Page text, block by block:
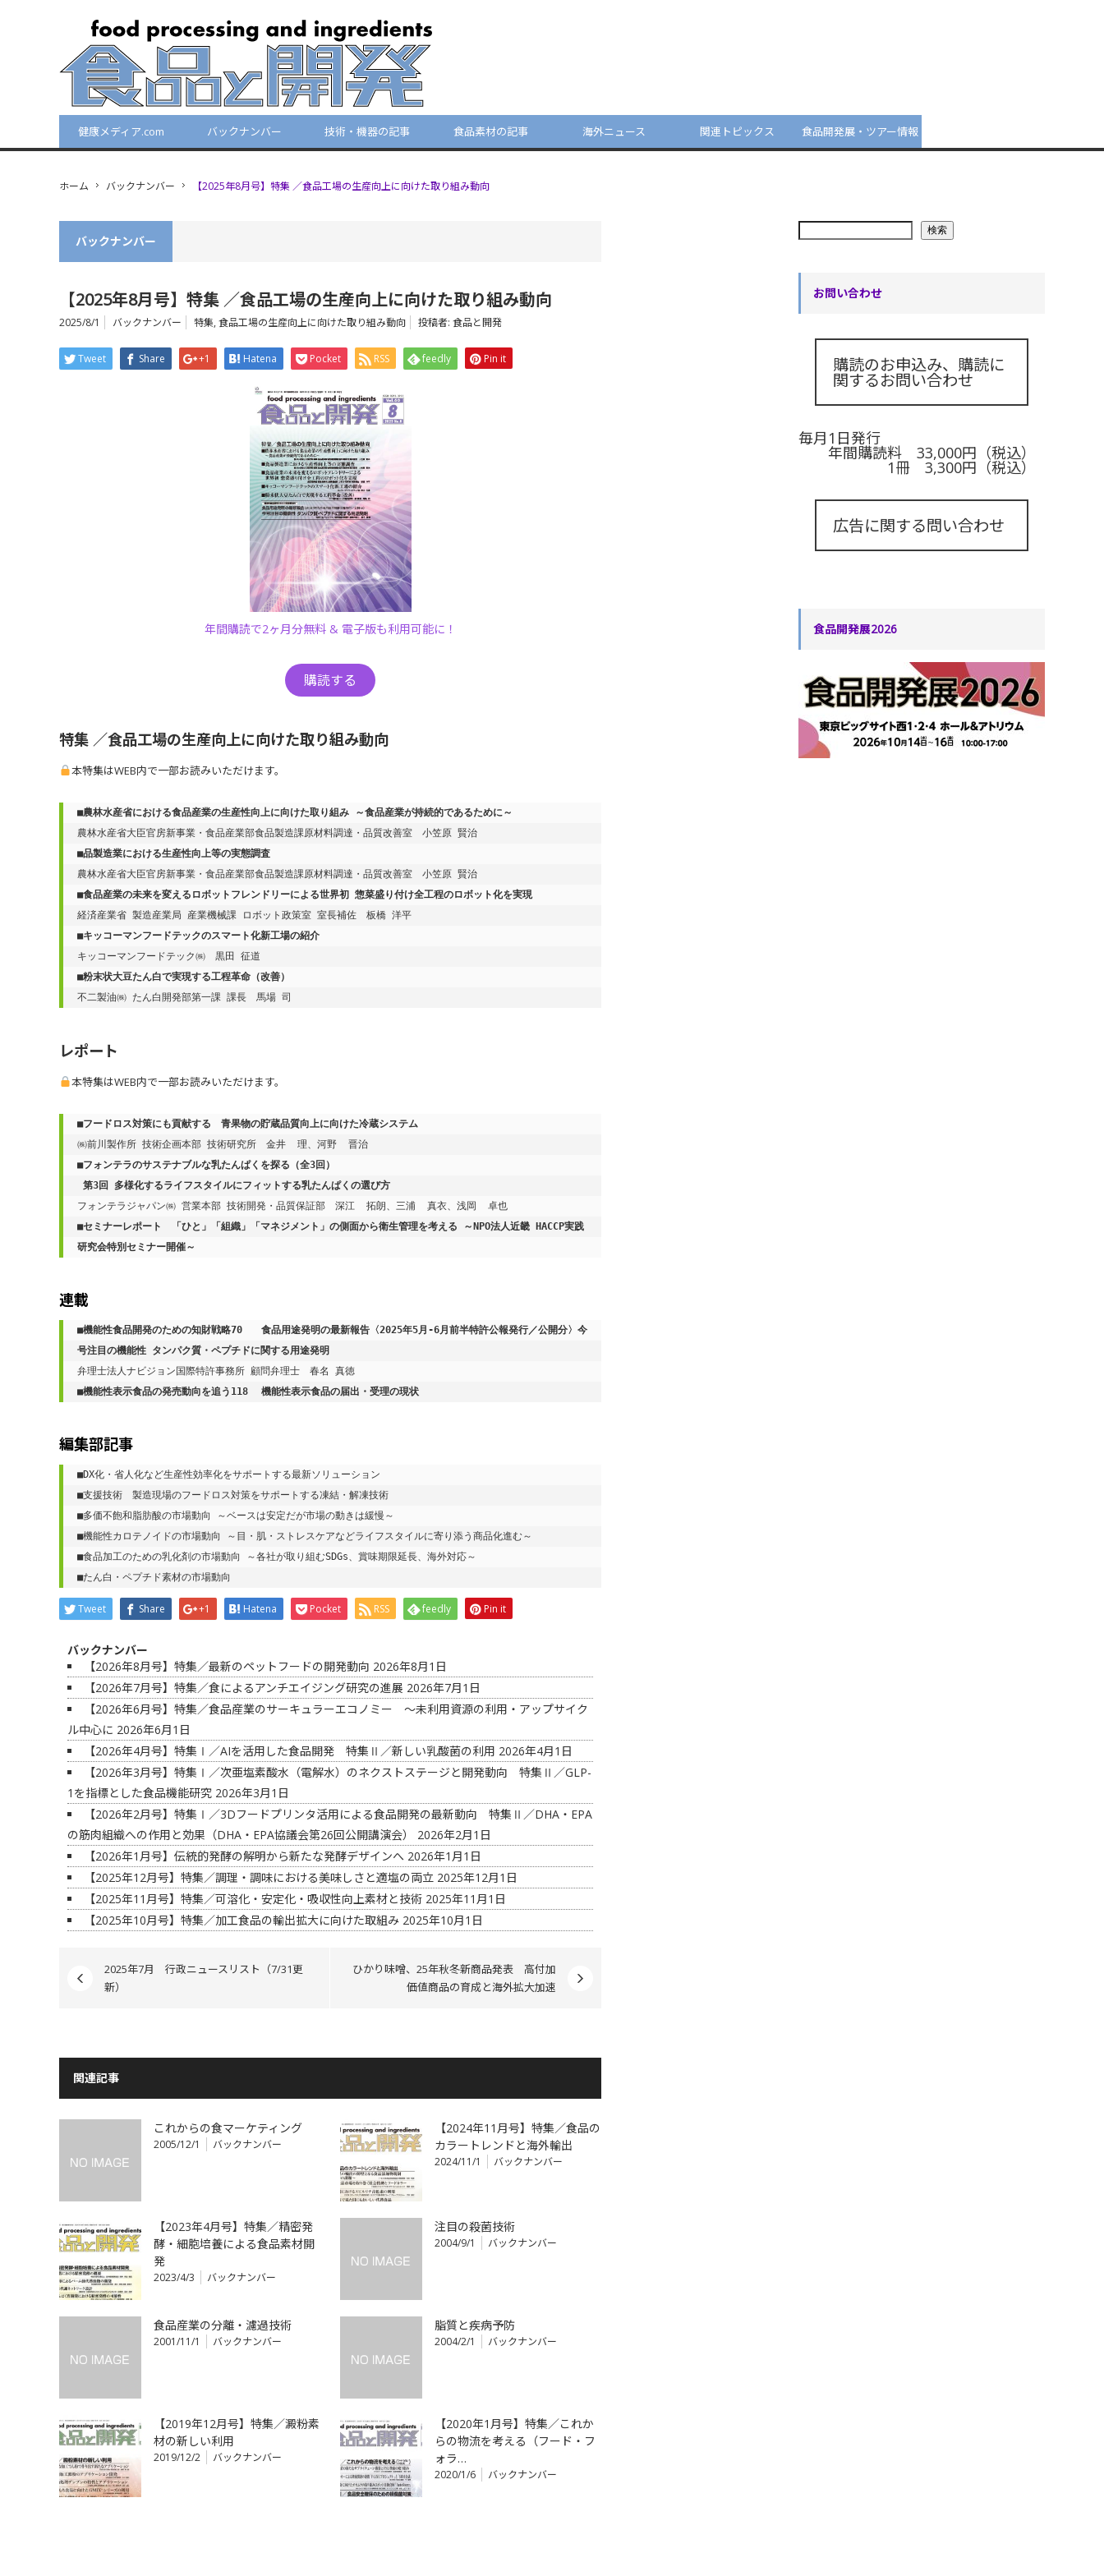
健康メディア.com バックナンバー 技術・機器の記事 食品素材の記事 海外ニュース 関連トピックス 食品開発展・ツアー情報
ホーム バックナンバー 【2025年8月号】特集 ／食品工場の生産向上に向けた取り組み動向
バックナンバー
【2025年8月号】特集 ／食品工場の生産向上に向けた取り組み動向
2025/8/1 バックナンバー 特集, 食品工場の生産向上に向けた取り組み動向 投稿者: 食品と開発
Tweet Share +1 Hatena Pocket RSS feedly Pin it
年間購読で2ヶ月分無料 & 電子版も利用可能に！
購読する
特集 ／食品工場の生産向上に向けた取り組み動向
本特集はWEB内で一部お読みいただけます。
■農林水産省における食品産業の生産性向上に向けた取り組み ～食品産業が持続的であるために～
農林水産省大臣官房新事業・食品産業部食品製造課原材料調達・品質改善室　小笠原 賢治
■品製造業における生産性向上等の実態調査
農林水産省大臣官房新事業・食品産業部食品製造課原材料調達・品質改善室　小笠原 賢治
■食品産業の未来を変えるロボットフレンドリーによる世界初 惣菜盛り付け全工程のロボット化を実現
経済産業省 製造産業局 産業機械課 ロボット政策室 室長補佐　板橋 洋平
■キッコーマンフードテックのスマート化新工場の紹介
キッコーマンフードテック㈱　黒田 征道
■粉末状大豆たん白で実現する工程革命（改善）
不二製油㈱ たん白開発部第一課 課長　馬場 司
レポート
本特集はWEB内で一部お読みいただけます。
■フードロス対策にも貢献する　青果物の貯蔵品質向上に向けた冷蔵システム
㈱前川製作所 技術企画本部 技術研究所　金井  理、河野  晋治
■フォンテラのサステナブルな乳たんぱくを探る（全3回）
第3回 多様化するライフスタイルにフィットする乳たんぱくの選び方
フォンテラジャパン㈱ 営業本部 技術開発・品質保証部　深江  拓朗、三浦  真衣、浅岡  卓也
■セミナーレポート　「ひと」「組織」「マネジメント」の側面から衛生管理を考える ～NPO法人近畿 HACCP実践
研究会特別セミナー開催～
連載
■機能性食品開発のための知財戦略70	食品用途発明の最新報告〈2025年5月-6月前半特許公報発行／公開分〉今
号注目の機能性 タンパク質・ペプチドに関する用途発明
弁理士法人ナビジョン国際特許事務所 顧問弁理士　春名 真徳
■
機能性表示食品の発売動向を追う118	機能性表示食品の届出・受理の現状
編集部記事
■DX化・省人化など生産性効率化をサポートする最新ソリューション
■支援技術　製造現場のフードロス対策をサポートする凍結・解凍技術
■多価不飽和脂肪酸の市場動向 ～ベースは安定だが市場の動きは緩慢～
■機能性カロテノイドの市場動向 ～目・肌・ストレスケアなどライフスタイルに寄り添う商品化進む～
■食品加工のための乳化剤の市場動向 ～各社が取り組むSDGs、賞味期限延長、海外対応～
Tweet Share +1 Hatena Pocket RSS feedly Pin it
バックナンバー
【2026年8月号】特集／最新のペットフードの開発動向 2026年8月1日
【2026年7月号】特集／食によるアンチエイジング研究の進展 2026年7月1日
【2026年6月号】特集／食品産業のサーキュラーエコノミー ～未利用資源の利用・アップサイク
ル中心に 2026年6月1日
【2026年4月号】特集Ⅰ／AIを活用した食品開発 特集Ⅱ／新しい乳酸菌の利用 2026年4月1日
【2026年3月号】特集Ⅰ／次亜塩素酸水（電解水）のネクストステージと開発動向 特集Ⅱ／GLP-
1を指標とした食品機能研究 2026年3月1日
【2026年2月号】特集Ⅰ／3Dフードプリンタ活用による食品開発の最新動向 特集Ⅱ／DHA・EPA
の筋肉組織への作用と効果（DHA・EPA協議会第26回公開講演会）
2026年2月1日
【2026年1月号】伝統的発酵の解明から新たな発酵デザインへ 2026年1月1日
【2025年12月号】特集／調理・調味における美味しさと適塩の両立 2025年12月1日
【2025年11月号】特集／可溶化・安定化・吸収性向上素材と技術 2025年11月1日
【2025年10月号】特集／加工食品の輸出拡大に向けた取組み 2025年10月1日
2025年7月 行政ニュースリスト（7/31更
新）
ひかり味噌、25年秋冬新商品発表 高付加
価値商品の育成と海外拡大加速
関連記事
これからの食マーケティング
2005/12/1 バックナンバー
【2024年11月号】特集／食品の
カラートレンドと海外輸出
2024/11/1 バックナンバー
【2023年4月号】特集／精密発
酵・細胞培養による食品素材開
発
2023/4/3 バックナンバー
注目の殺菌技術
2004/9/1 バックナンバー
食品産業の分離・濾過技術
2001/11/1 バックナンバー
脂質と疾病予防
2004/2/1 バックナンバー
【2019年12月号】特集／澱粉素
材の新しい利用
2019/12/2 バックナンバー
【2020年1月号】特集／これか
らの物流を考える（フード・フ
ォラ…
2020/1/6 バックナンバー
検索
お問い合わせ
購読のお申込み、購読に
関するお問い合わせ
毎月1日発行
年間購読料 33,000円（税込）
1冊 3,300円（税込）
広告に関する問い合わせ
食品開発展2026